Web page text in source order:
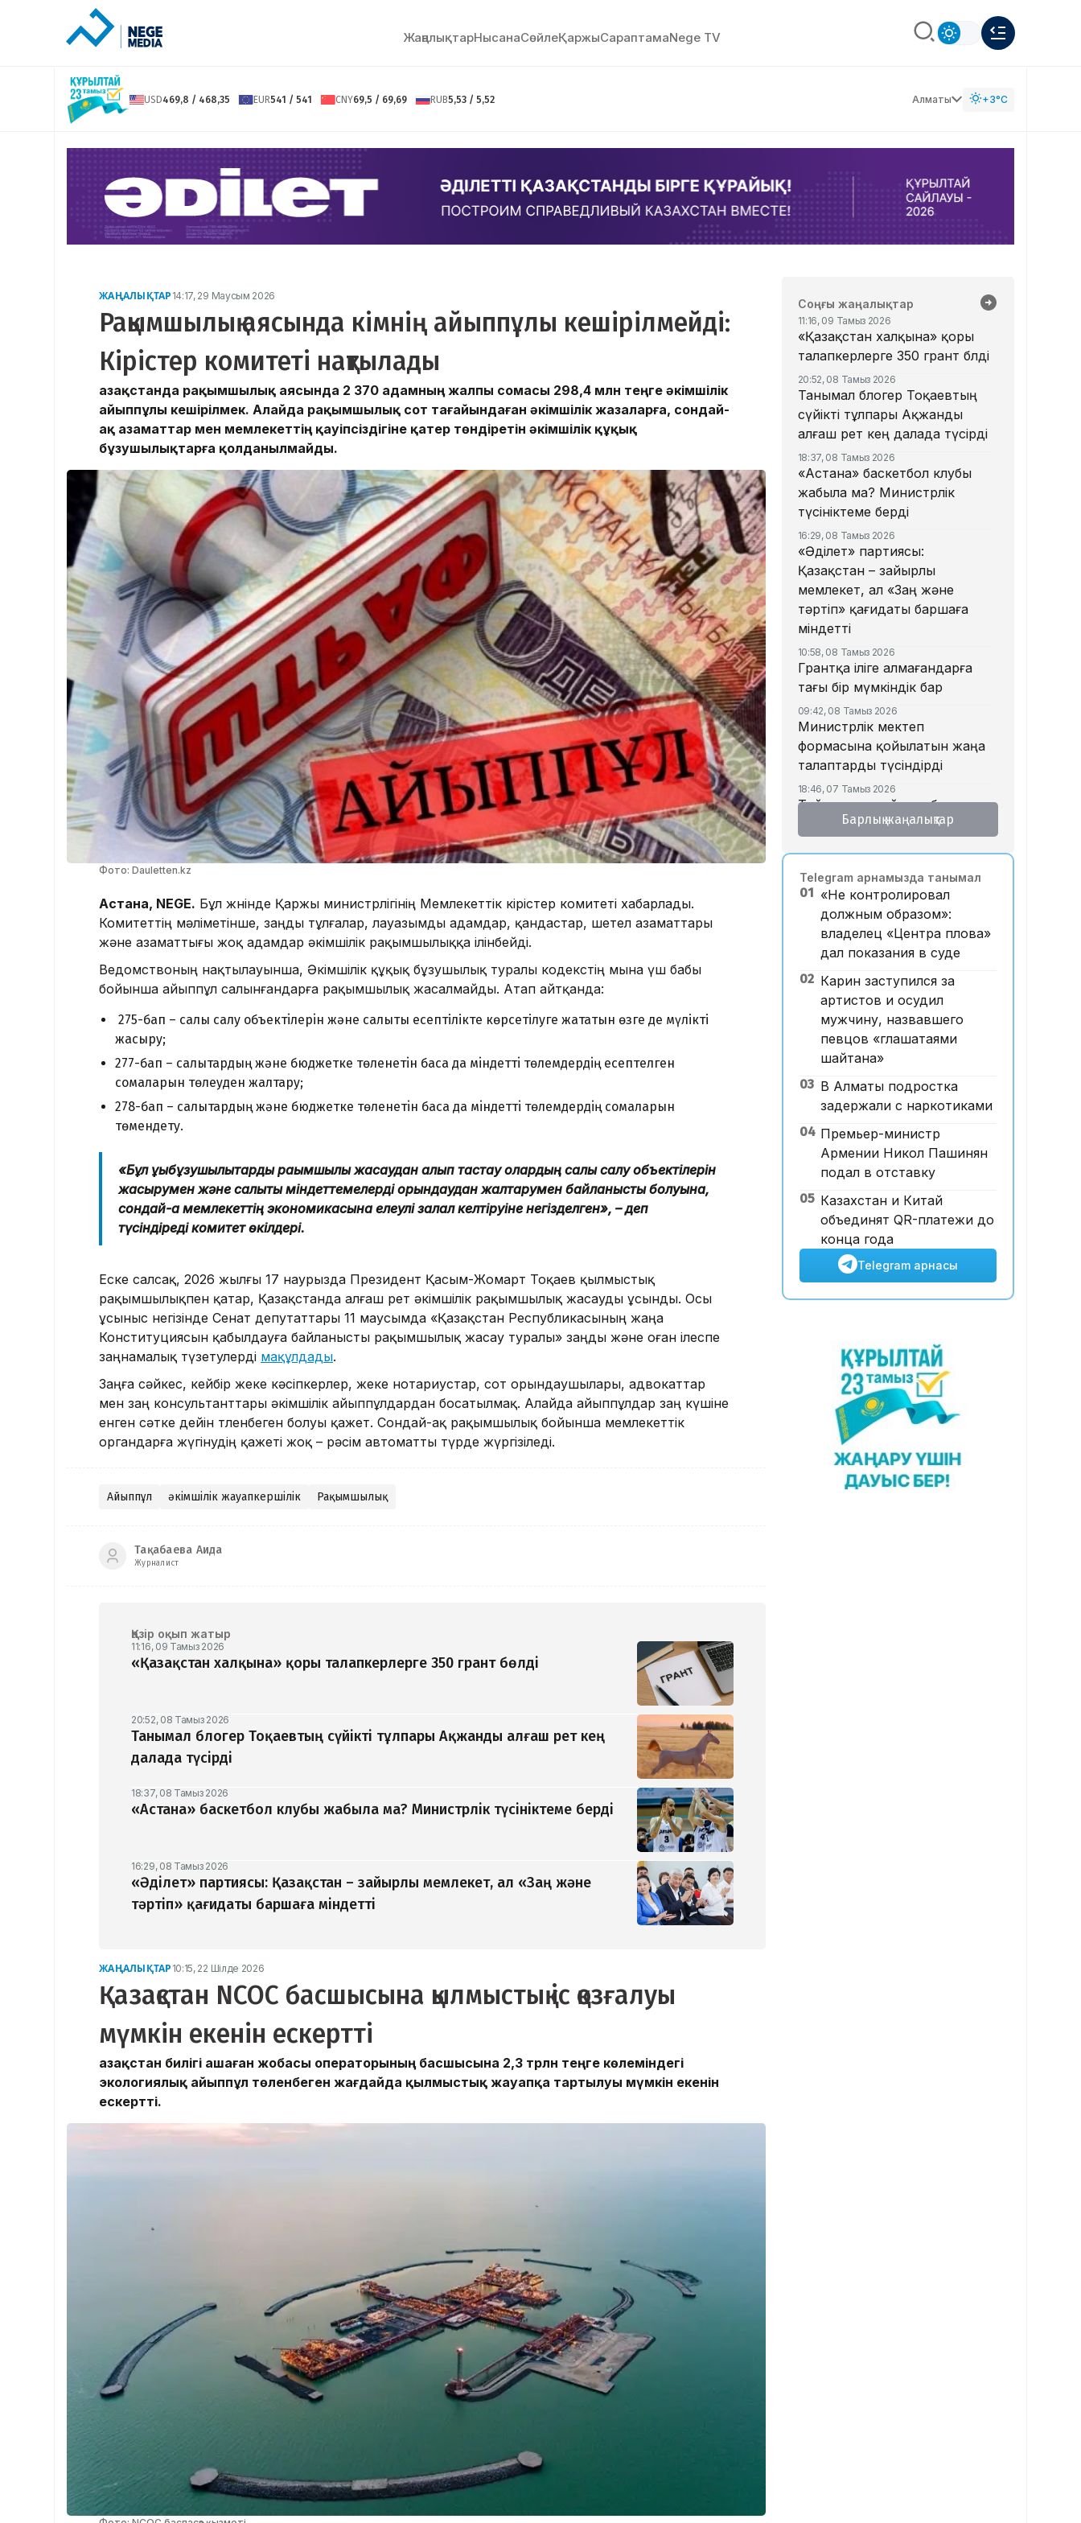
ЖаңалықтарНысанаСөйлeҚаржыСараптамаNege TV
USD469,8 / 468,35 EUR541 / 541 CNY69,5 / 69,69 RUB5,53 / 5,52 Алматы +3°C
ЖАҢАЛЫҚТАР 14:17, 29 Маусым 2026
Рақымшылық аясында кімнің айыппұлы кешірілмейді:
Кірістер комитеті нақтылады
Қазақстанда рақымшылық аясында 2 370 адамның жалпы сомасы 298,4 млн теңге әкімшілік
айыппұлы кешірілмек. Алайда рақымшылық сот тағайындаған әкімшілік жазаларға, сондай-
ақ азаматтар мен мемлекеттің қауіпсіздігіне қатер төндіретін әкімшілік құқық
бұзушылықтарға қолданылмайды.
Фото: Dauletten.kz
Астана, NEGE. Бұл жөнінде Қаржы министрлігінің Мемлекеттік кірістер комитеті хабарлады.
Комитеттің мәліметінше, заңды тұлғалар, лауазымды адамдар, қандастар, шетел азаматтары
және азаматтығы жоқ адамдар әкімшілік рақымшылыққа ілінбейді.
Ведомствоның нақтылауынша, Әкімшілік құқық бұзушылық туралы кодекстің мына үш бабы
бойынша айыппұл салынғандарға рақымшылық жасалмайды. Атап айтқанда:
275-бап – салық салу объектiлерiн және салықтық есептілікте көрсетілуге жататын өзге де мүлікті
жасыру;
277-бап – салықтардың және бюджетке төленетiн басқа да мiндеттi төлемдердiң есептелген
сомаларын төлеуден жалтару;
278-бап – салықтардың және бюджетке төленетiн басқа да мiндеттi төлемдердiң сомаларын
төмендету.
«Бұл құқықбұзушылықтарды рақымшылық жасаудан алып тастау олардың салық салу объектілерін
жасырумен және салықтық міндеттемелерді орындаудан жалтарумен байланысты болуына,
сондай-ақ мемлекеттің экономикасына елеулі залал келтіруіне негізделген», – деп
түсіндіреді комитет өкілдері.
Еске салсақ, 2026 жылғы 17 наурызда Президент Қасым-Жомарт Тоқаев қылмыстық
рақымшылықпен қатар, Қазақстанда алғаш рет әкімшілік рақымшылық жасауды ұсынды. Осы
ұсыныс негізінде Сенат депутаттары 11 маусымда «Қазақстан Республикасының жаңа
Конституциясын қабылдауға байланысты рақымшылық жасау туралы» заңды және оған ілеспе
заңнамалық түзетулерді мақұлдады.
Заңға сәйкес, кейбір жеке кәсіпкерлер, жеке нотариустар, сот орындаушылары, адвокаттар
мен заң консультанттары әкімшілік айыппұлдардан босатылмақ. Алайда айыппұлдар заң күшіне
енген сәтке дейін төленбеген болуы қажет. Сондай-ақ рақымшылық бойынша мемлекеттік
органдарға жүгінудің қажеті жоқ – рәсім автоматты түрде жүргізіледі.
Айыппұл әкімшілік жауапкершілік Рақымшылық
Тақабаева Аида
Журналист
Қазір оқып жатыр
11:16, 09 Тамыз 2026
«Қазақстан халқына» қоры талапкерлерге 350 грант бөлді
20:52, 08 Тамыз 2026
Танымал блогер Тоқаевтың сүйікті тұлпары Ақжанды алғаш рет кең
далада түсірді
18:37, 08 Тамыз 2026
«Астана» баскетбол клубы жабыла ма? Министрлік түсініктеме берді
16:29, 08 Тамыз 2026
«Әділет» партиясы: Қазақстан – зайырлы мемлекет, ал «Заң және
тәртіп» қағидаты баршаға міндетті
ЖАҢАЛЫҚТАР 10:15, 22 Шілде 2026
Қазақстан NCOC басшысына қылмыстық іс қозғалуы
мүмкін екенін ескертті
Қазақстан билігі Қашаған жобасы операторының басшысына 2,3 трлн теңге көлеміндегі
экологиялық айыппұл төленбеген жағдайда қылмыстық жауапқа тартылуы мүмкін екенін
ескертті.
Соңғы жаңалықтар
11:16, 09 Тамыз 2026
«Қазақстан халқына» қоры
талапкерлерге 350 грант бөлді
20:52, 08 Тамыз 2026
Танымал блогер Тоқаевтың
сүйікті тұлпары Ақжанды
алғаш рет кең далада түсірді
18:37, 08 Тамыз 2026
«Астана» баскетбол клубы
жабыла ма? Министрлік
түсініктеме берді
16:29, 08 Тамыз 2026
«Әділет» партиясы:
Қазақстан – зайырлы
мемлекет, ал «Заң және
тәртіп» қағидаты баршаға
міндетті
10:58, 08 Тамыз 2026
Грантқа іліге алмағандарға
тағы бір мүмкіндік бар
09:42, 08 Тамыз 2026
Министрлік мектеп
формасына қойылатын жаңа
талаптарды түсіндірді
18:46, 07 Тамыз 2026
Тойда уағыз айтып, басы
дауға қалған ақсақалдың
«Ресейден жеткізілген»:
Алматыда жалған көлік
нөмірлерін сатқан тұрғын
ұсталды
ЕҮАК отырысында
электрондық сауда туралы
келісімге қол қойылды
16:49, 07 Тамыз 2026
Алматыдағы «Байсат»
базары аукционда 24,7 млрд
теңгеге сатылды
Барлық жаңалықтар
Telegram арнамызда танымал
01 «Не контролировал
должным образом»:
владелец «Центра плова»
дал показания в суде
02 Карин заступился за
артистов и осудил
мужчину, назвавшего
певцов «глашатаями
шайтана»
03 В Алматы подростка
задержали с наркотиками
04 Премьер-министр
Армении Никол Пашинян
подал в отставку
05 Казахстан и Китай
объединят QR-платежи до
конца года
Telegram арнасы